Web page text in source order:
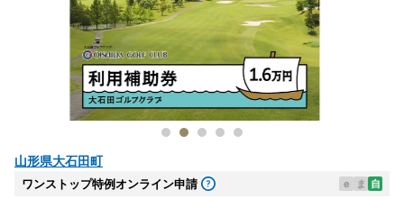
山形県大石田町
ワンストップ特例オンライン申請 e ま 自